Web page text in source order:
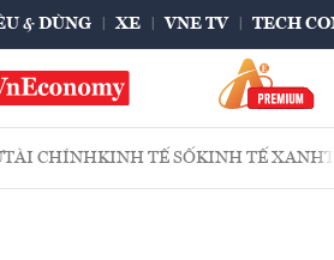
& DÙNG XE VNE TV TECH
TÀI CHÍNHKINH TẾ SỐKINH TẾ XANH